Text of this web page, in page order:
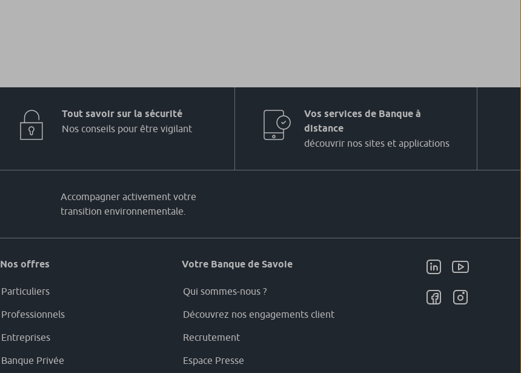
Tout savoir sur la sécurité
Nos conseils pour être vigilant
Vos services de Banque à
distance
découvrir nos sites et applications
Accompagner activement votre
transition environnementale.
Nos offres
Particuliers
Professionnels
Entreprises
Banque Privée
Votre Banque de Savoie
Qui sommes-nous ?
Découvrez nos engagements client
Recrutement
Espace Presse